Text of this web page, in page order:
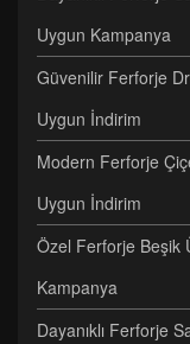
Uygun Kampanya
Güvenilir Ferforje
Uygun İndirim
Modern Ferforje
Uygun İndirim
Özel Ferforje Beşik
Kampanya
Dayanıklı Ferforje